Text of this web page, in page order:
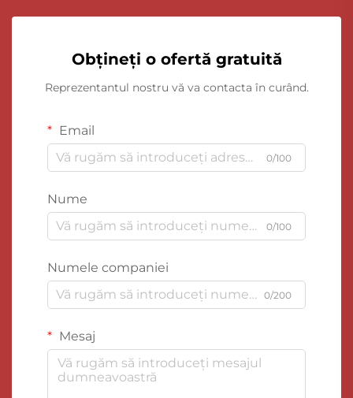
Obțineți o ofertă gratuită
Reprezentantul nostru vă va contacta în curând.
Email
0/100
Nume
0/100
Numele companiei
0/200
Mesaj